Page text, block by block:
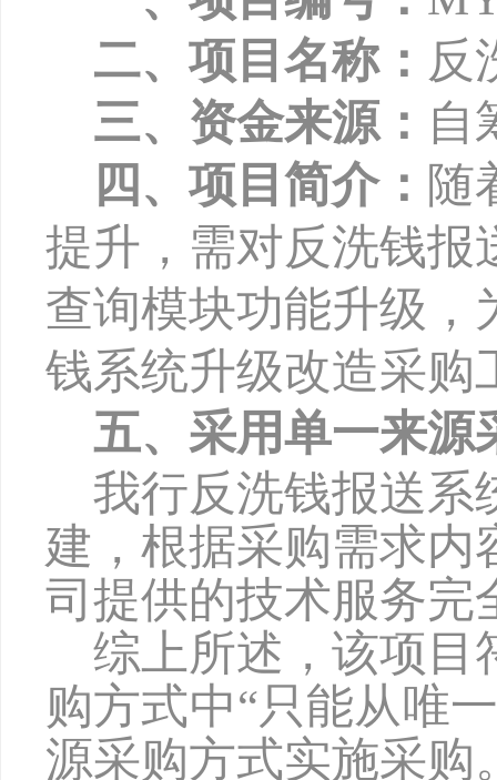
二、项目名称： 反
三、资金来源： 自
四、项目简介： 随
提升，需对反洗钱报
查询模块功能升级，
钱系统升级改造采购
五、采用单一来源
我行反洗钱报送系
建 ，根据采购需求
司提供的技术服务完
综上所述，该项目
购方式中“只能从唯
源采购方式实施采购